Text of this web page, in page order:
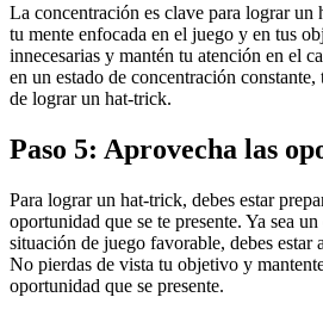
La concentración es clave para lograr un
tu mente enfocada en el juego y en tus
innecesarias y mantén tu atención en el
en un estado de concentración
de lograr un hat-trick.
Paso 5: Aprovecha las
Para lograr un hat-trick, debes estar
oportunidad que se te presente. Ya sea
situación de juego favorable, debes estar
No pierdas de vista tu objetivo y
oportunidad que se presente.